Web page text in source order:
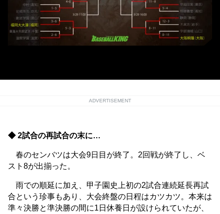
ADVERTISEMENT
◆ 2試合の再試合の末に…
春のセンバツは大会9日目が終了。2回戦が終了し、ベ
スト8が出揃った。
雨での順延に加え、甲子園史上初の2試合連続延長再試
合という珍事もあり、大会終盤の日程はカツカツ。本来は
準々決勝と準決勝の間に1日休養日が設けられていたが、